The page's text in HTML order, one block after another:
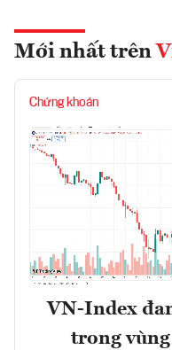
Mới nhất trên
Chứng khoán
VN-Index
trong vùng